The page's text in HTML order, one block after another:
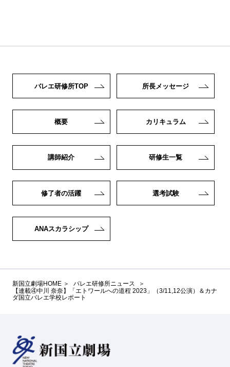
バレエ研修所TOP 所長メッセージ
概要 カリキュラム
講師紹介 研修生一覧
修了者の活躍 選考試験
ANAスカラシップ
新国立劇場HOME
バレエ研修所ニュース
【連載④中川 奈奈】「エトワールへの道程 2023」（3/11,12公演）＆カナ
ダ国立バレエ学校レポート